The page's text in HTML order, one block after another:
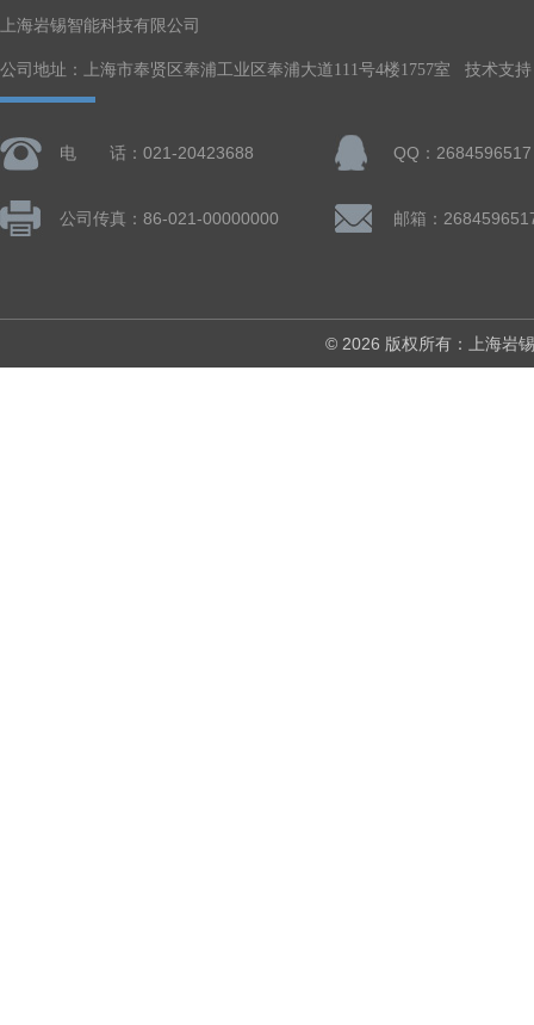
上海岩锡智能科技有限公司
公司地址：上海市奉贤区奉浦工业区奉浦大道111号4楼1757室 技术支
电 话：021-20423688 QQ：2684596517
公司传真：86-021-00000000 邮箱：
© 2026 版权所有：上海岩